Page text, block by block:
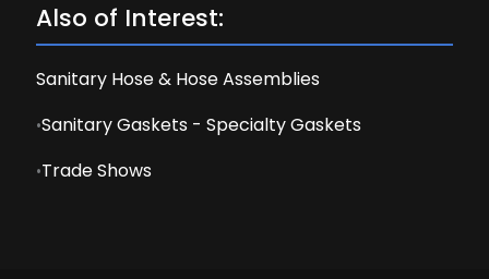
Also of Interest:
Sanitary Hose & Hose Assemblies
Sanitary Gaskets - Specialty Gaskets
Trade Shows